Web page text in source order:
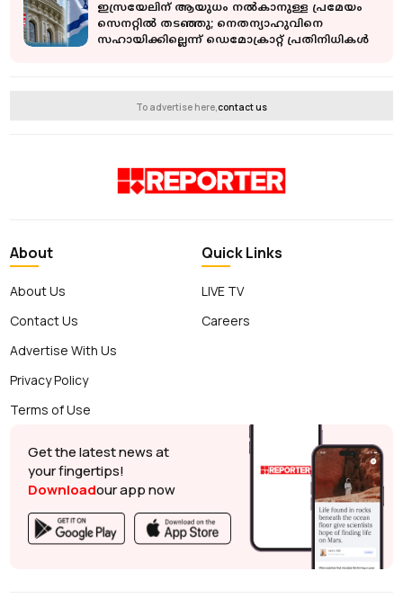
ഇസ്രയേലിന് ആയുധം നൽകാനുള്ള പ്രമേയം
സെനറ്റിൽ തടഞ്ഞു; നെതന്യാഹുവിനെ
സഹായിക്കില്ലെന്ന് ഡെമോക്രാറ്റ് പ്രതിനിധികൾ
To advertise here,contact us
About
About Us
Contact Us
Advertise With Us
Privacy Policy
Terms of Use
Quick Links
LIVE TV
Careers
Get the latest news at
your fingertips!
Downloadour app now